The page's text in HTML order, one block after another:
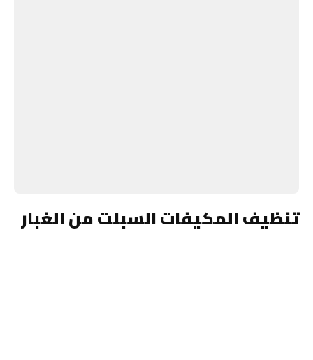
تنظيف المكيفات السبلت من الغبار